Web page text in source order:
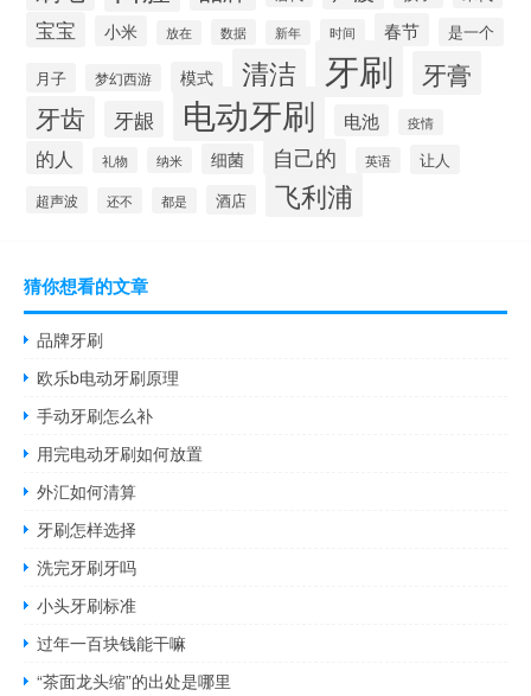
宝宝 小米 放在 数据 新年 时间 春节 是一个
月子 梦幻西游 模式 清洁 牙刷 牙膏
牙齿 牙龈 电动牙刷 电池 疫情
的人 礼物 纳米 细菌 自己的 英语 让人
超声波 还不 都是 酒店 飞利浦
猜你想看的文章
品牌牙刷
欧乐b电动牙刷原理
手动牙刷怎么补
用完电动牙刷如何放置
外汇如何清算
牙刷怎样选择
洗完牙刷牙吗
小头牙刷标准
过年一百块钱能干嘛
“茶面龙头缩”的出处是哪里